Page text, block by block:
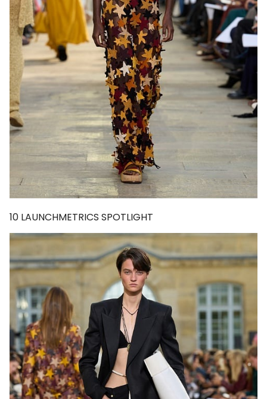
10 LAUNCHMETRICS SPOTLIGHT